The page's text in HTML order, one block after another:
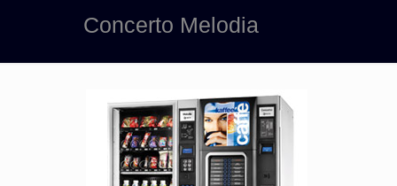
Concerto Melodia